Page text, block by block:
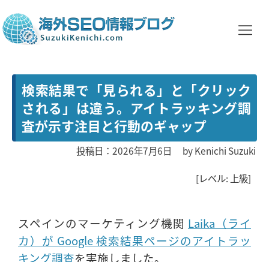
検索結果で「見られる」と「クリック
される」は違う。アイトラッキング調
査が示す注目と行動のギャップ
投稿日：2026年7月6日 byKenichi Suzuki
[レベル: 上級]
スペインのマーケティング機関 Laika（ライ
カ）が Google 検索結果ページのアイトラッ
キング調査を実施しました。